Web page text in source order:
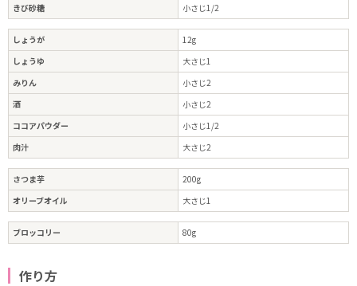
きび砂糖
小さじ1/2
しょうが
12g
しょうゆ
大さじ1
みりん
小さじ2
酒
小さじ2
ココアパウダー
小さじ1/2
肉汁
大さじ2
さつま芋
200g
オリーブオイル
大さじ1
ブロッコリー 80g
作り方